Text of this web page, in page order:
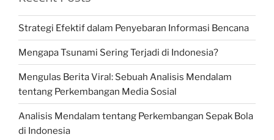
Strategi Efektif dalam Penyebaran Informasi Bencana
Mengapa Tsunami Sering Terjadi di Indonesia?
Mengulas Berita Viral: Sebuah Analisis Mendalam
tentang Perkembangan Media Sosial
Analisis Mendalam tentang Perkembangan Sepak Bola
di Indonesia